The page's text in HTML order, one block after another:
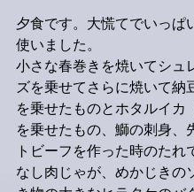
夕食です。大慌てでいっぱ
使いました。
小さな春巻きを焼いてシュ
ズを乗せてさらに焼いて納
を乗せたものとホタルイカ
を乗せたもの、鰤の刺身、
トビーフを作った時のたれ
なし肉じゃが、めかじきの